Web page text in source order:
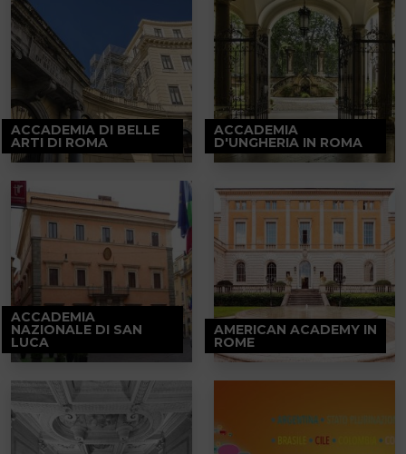
ACCADEMIA DI BELLE
ARTI DI ROMA
ACCADEMIA
D'UNGHERIA IN ROMA
ACCADEMIA
NAZIONALE DI SAN
LUCA
AMERICAN ACADEMY IN
ROME